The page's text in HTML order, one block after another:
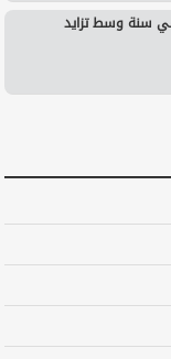
في سنة وسط تزايد